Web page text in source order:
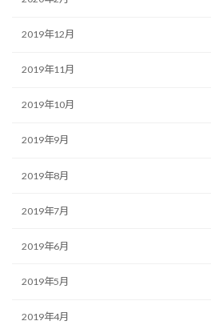
2019年12月
2019年11月
2019年10月
2019年9月
2019年8月
2019年7月
2019年6月
2019年5月
2019年4月